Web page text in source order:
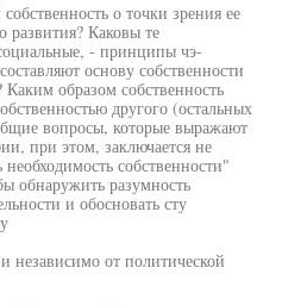
о точки зрения ее
развития? Каковы те
- принципы чэ-
основу собственности
образом собственность
другого (остальных
вопросы, которые выражают
при этом, заключается не
собственности"
обнаружить разумность
и обосновать сту
независимо от политической